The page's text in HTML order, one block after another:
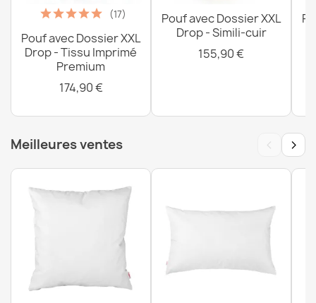
(17)
Pouf avec Dossier XXL
Drop - Tissu Imprimé
Premium
174,90 €
Pouf avec Dossier XXL
Drop - Simili-cuir
155,90 €
Meilleures ventes ‹ ›